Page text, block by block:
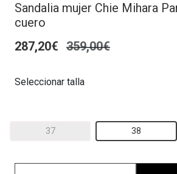
Sandalia mujer Chie Mihara
cuero
287,20€ 359,00€
Seleccionar talla
37 38